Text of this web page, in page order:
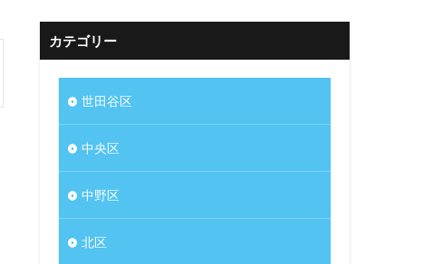
カテゴリー
世田谷区
中央区
中野区
北区